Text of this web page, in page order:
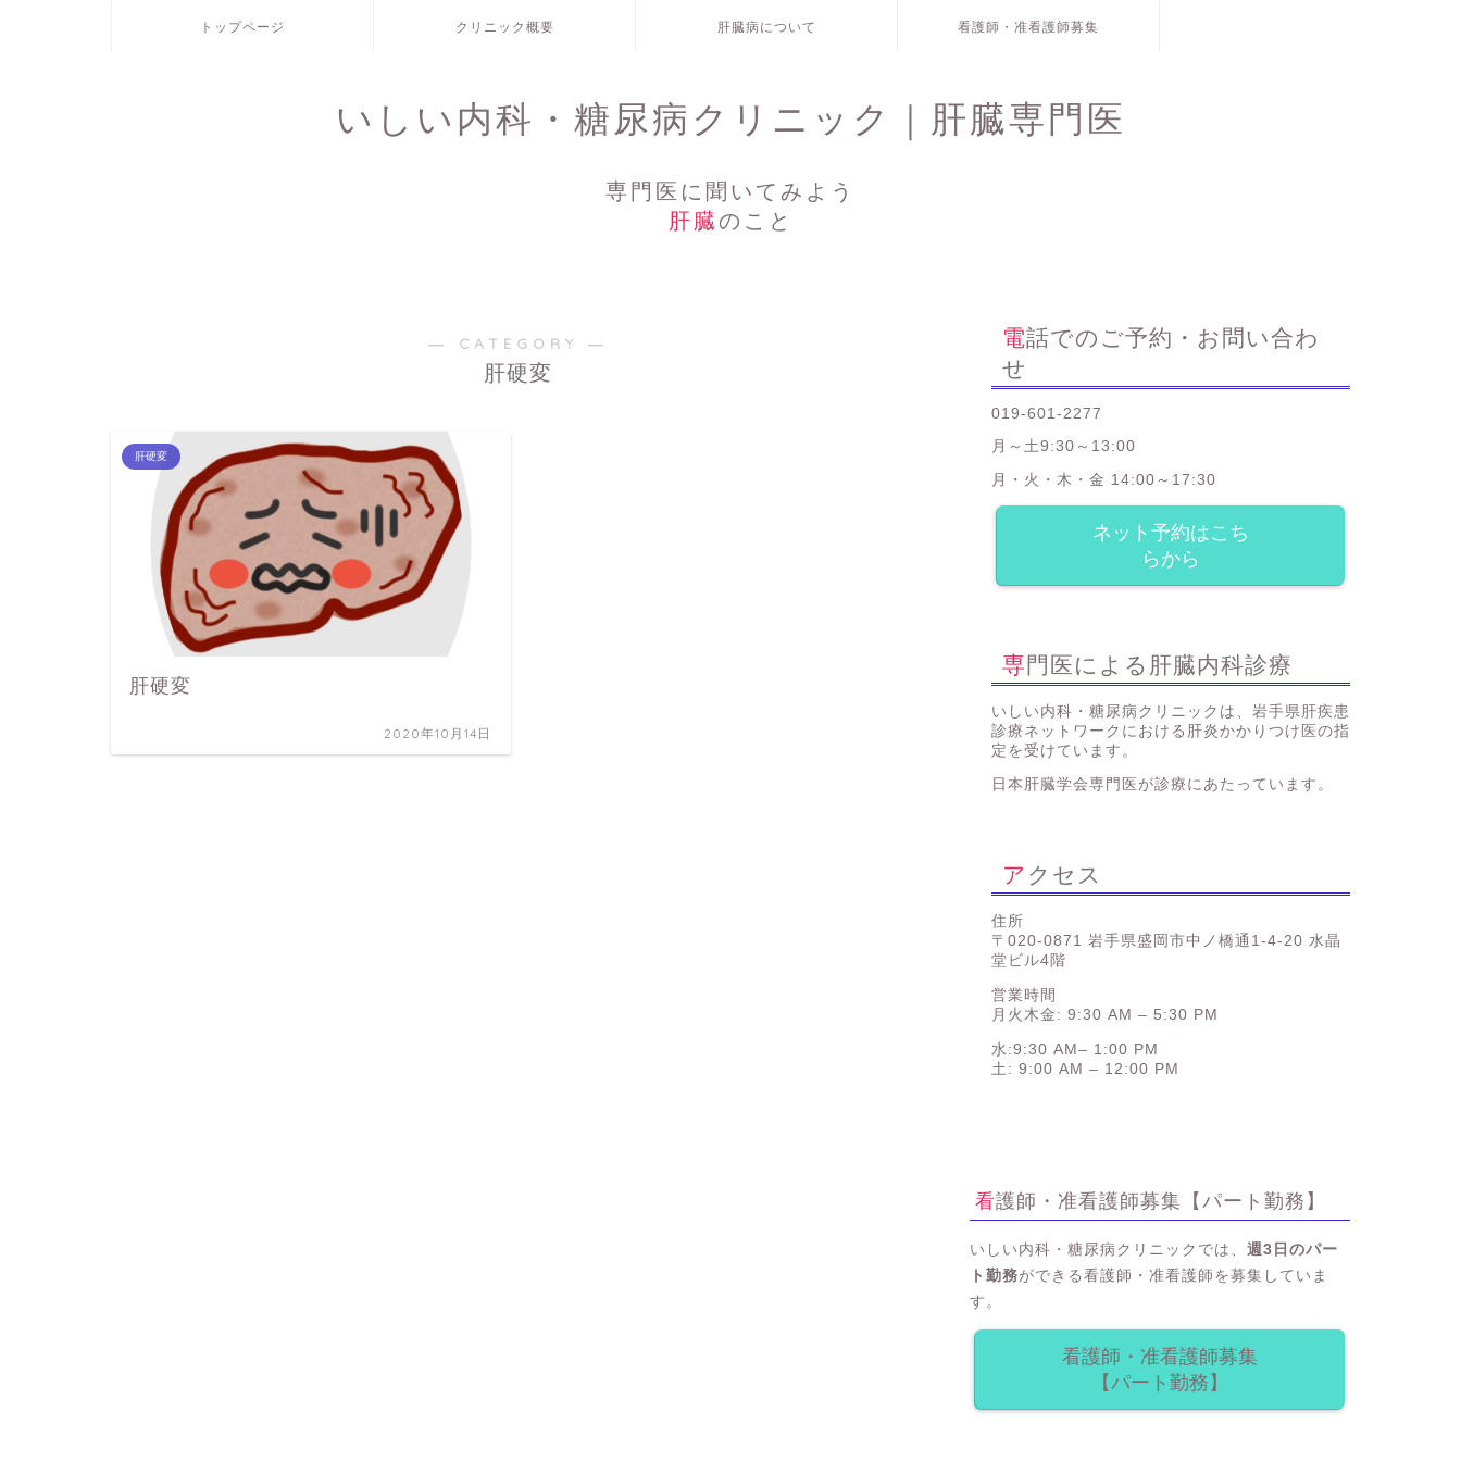
トップページ クリニック概要 肝臓病について 看護師・准看護師募集
いしい内科・糖尿病クリニック｜肝臓専門医
専門医に聞いてみよう
肝臓のこと
― CATEGORY ―
肝硬変
肝硬変
肝硬変
2020年10月14日
電話でのご予約・お問い合わ
せ
019-601-2277
月～土9:30～13:00
月・火・木・金 14:00～17:30
ネット予約はこち
らから
専門医による肝臓内科診療
いしい内科・糖尿病クリニックは、岩手県肝疾患
診療ネットワークにおける肝炎かかりつけ医の指
定を受けています。
日本肝臓学会専門医が診療にあたっています。
アクセス
住所
〒020-0871 岩手県盛岡市中ノ橋通1-4-20 水晶
堂ビル4階
営業時間
月火木金: 9:30 AM – 5:30 PM
水:9:30 AM– 1:00 PM
土: 9:00 AM – 12:00 PM
看護師・准看護師募集【パート勤務】
いしい内科・糖尿病クリニックでは、 週3日のパー
ト勤務ができる看護師・准看護師を募集していま
す。
看護師・准看護師募集
【パート勤務】